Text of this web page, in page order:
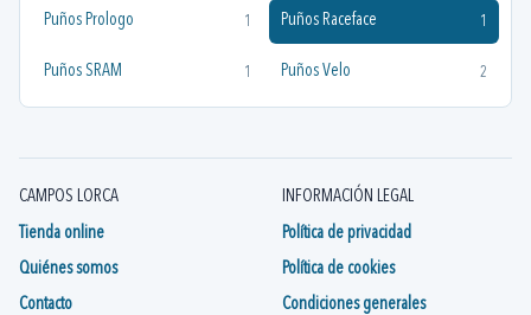
Puños Prologo 1 Puños Raceface 1
Puños SRAM 1 Puños Velo 2
CAMPOS LORCA
Tienda online
Quiénes somos
Contacto
INFORMACIÓN LEGAL
Política de privacidad
Política de cookies
Condiciones generales